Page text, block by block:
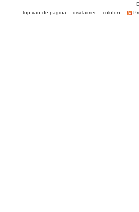
top van de pagina
disclaimer colofon